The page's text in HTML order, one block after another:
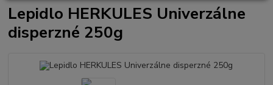
Lepidlo HERKULES Univerzálne
disperzné 250g